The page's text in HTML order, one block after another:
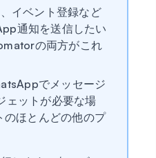
イベント登録など
通知を送信したい
の両方がこれ
でメッセージ
ェットが必要な場
ほとんどの他のプ